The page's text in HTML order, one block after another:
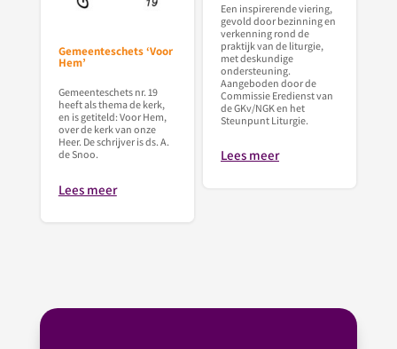
Een inspirerende viering,
gevold door bezinning en
verkenning rond de
praktijk van de liturgie,
met deskundige
ondersteuning.
Aangeboden door de
Commissie Eredienst van
de GKv/NGK en het
Steunpunt Liturgie.
Lees meer
Gemeenteschets ‘Voor
Hem’
Gemeenteschets nr. 19
heeft als thema de kerk,
en is getiteld: Voor Hem,
over de kerk van onze
Heer. De schrijver is ds. A.
de Snoo.
Lees meer